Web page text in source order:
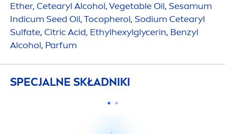
Ether, Cetearyl Alcohol, Vegetable Oil, Sesamum
Indicum Seed Oil, Tocopherol, Sodium Cetearyl
Sulfate, Citric Acid, Ethylhexylglycerin, Benzyl
Alcohol, Parfum
SPECJALNE SKŁADNIKI